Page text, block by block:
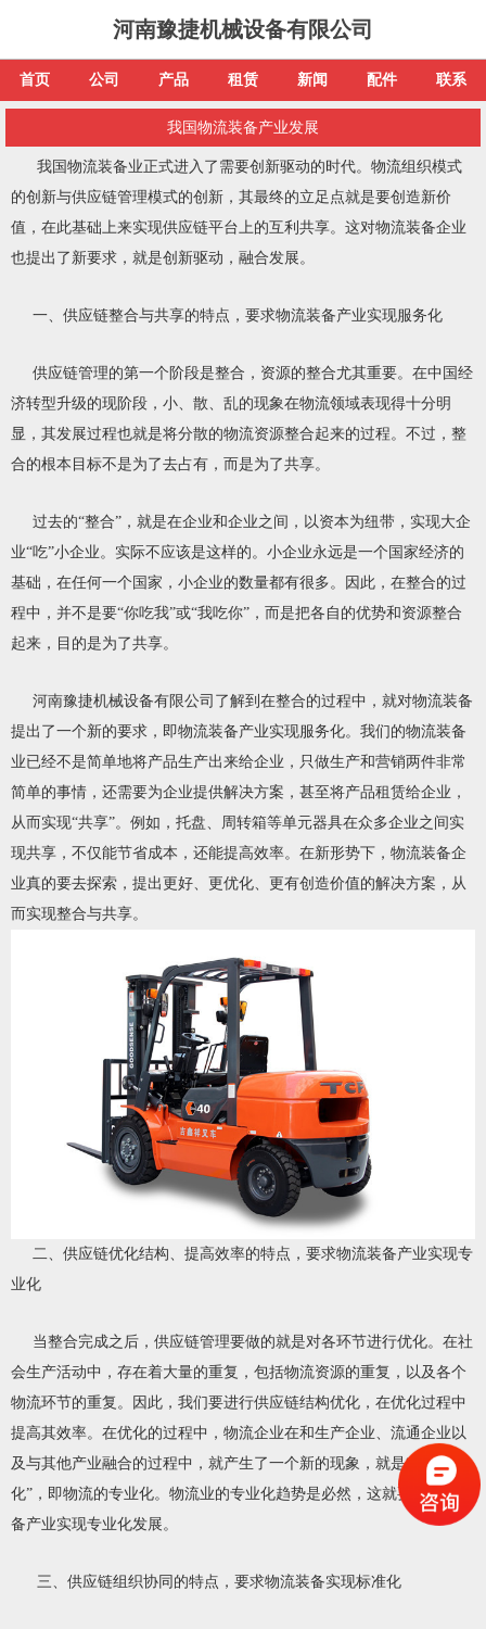
河南豫捷机械设备有限公司
首页 公司 产品 租赁 新闻 配件 联系
我国物流装备产业发展
我国物流装备业正式进入了需要创新驱动的时代。物流组织模式
的创新与供应链管理模式的创新，其最终的立足点就是要创造新价
值，在此基础上来实现供应链平台上的互利共享。这对物流装备企业
也提出了新要求，就是创新驱动，融合发展。
一、供应链整合与共享的特点，要求物流装备产业实现服务化
供应链管理的第一个阶段是整合，资源的整合尤其重要。在中国经
济转型升级的现阶段，小、散、乱的现象在物流领域表现得十分明
显，其发展过程也就是将分散的物流资源整合起来的过程。不过，整
合的根本目标不是为了去占有，而是为了共享。
过去的“整合”，就是在企业和企业之间，以资本为纽带，实现大企
业“吃”小企业。实际不应该是这样的。小企业永远是一个国家经济的
基础，在任何一个国家，小企业的数量都有很多。因此，在整合的过
程中，并不是要“你吃我”或“我吃你”，而是把各自的优势和资源整合
起来，目的是为了共享。
河南豫捷机械设备有限公司了解到在整合的过程中，就对物流装备
提出了一个新的要求，即物流装备产业实现服务化。我们的物流装备
业已经不是简单地将产品生产出来给企业，只做生产和营销两件非常
简单的事情，还需要为企业提供解决方案，甚至将产品租赁给企业，
从而实现“共享”。例如，托盘、周转箱等单元器具在众多企业之间实
现共享，不仅能节省成本，还能提高效率。在新形势下，物流装备企
业真的要去探索，提出更好、更优化、更有创造价值的解决方案，从
而实现整合与共享。
二、供应链优化结构、提高效率的特点，要求物流装备产业实现专
业化
当整合完成之后，供应链管理要做的就是对各环节进行优化。在社
会生产活动中，存在着大量的重复，包括物流资源的重复，以及各个
物流环节的重复。因此，我们要进行供应链结构优化，在优化过程中
提高其效率。在优化的过程中，物流企业在和生产企业、流通企业以
及与其他产业融合的过程中，就产生了一个新的现象，就是“专业
化”，即物流的专业化。物流业的专业化趋势是必然，这就要求物流装
备产业实现专业化发展。
三、供应链组织协同的特点，要求物流装备实现标准化